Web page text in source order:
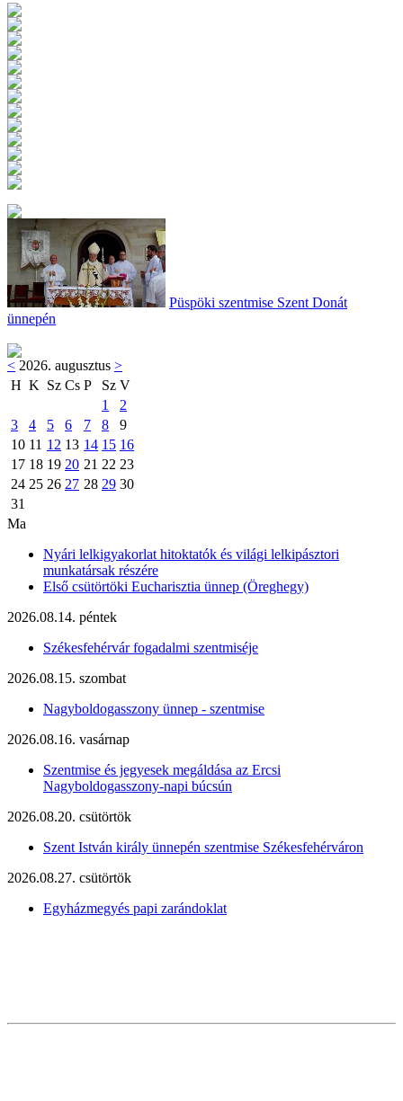
Püspöki szentmise Szent Donát
ünnepén
< 2026. augusztus >
H K Sz Cs P Sz V
1
2
3
4 5 6 7 8
9
10 11 12 13 14 15 16
17 18 19 20 21 22 23
24 25 26 27 28 29 30
31
Ma
Nyári lelkigyakorlat hitoktatók és világi lelkipásztori
munkatársak részére
Első csütörtöki Eucharisztia ünnep (Öreghegy)
2026.08.14. péntek
Székesfehérvár fogadalmi szentmiséje
2026.08.15. szombat
Nagyboldogasszony ünnep - szentmise
2026.08.16. vasárnap
Szentmise és jegyesek megáldása az Ercsi
Nagyboldogasszony-napi búcsún
2026.08.20. csütörtök
Szent István király ünnepén szentmise Székesfehérváron
2026.08.27. csütörtök
Egyházmegyés papi zarándoklat